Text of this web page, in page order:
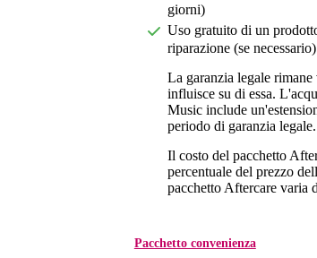
giorni)
Uso gratuito di un
riparazione (se necessario)
La garanzia legale
influisce su di essa.
Music include
periodo di garanzia legale.
Il costo del pacchetto
percentuale del prezzo
pacchetto Aftercare varia
Pacchetto convenienza